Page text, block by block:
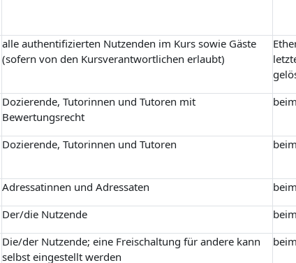
alle authentifizierten Nutzenden im Kurs sowie Gäste
(sofern von den Kursverantwortlichen erlaubt)
Dozierende, Tutorinnen und Tutoren mit
Bewertungsrecht
Dozierende, Tutorinnen und Tutoren
Adressatinnen und Adressaten
Der/die Nutzende
Die/der Nutzende; eine Freischaltung für andere kann
selbst eingestellt werden